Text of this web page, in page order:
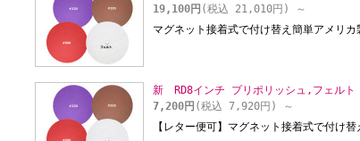
19,100円 (税込 21,010円)
～
マグネット接着式で付け替え簡単アメリ
新 RD8インチ プリポリッシュ,フェルト
7,200円 (税込 7,920円)
～
【レター便可】マグネット接着式で付け